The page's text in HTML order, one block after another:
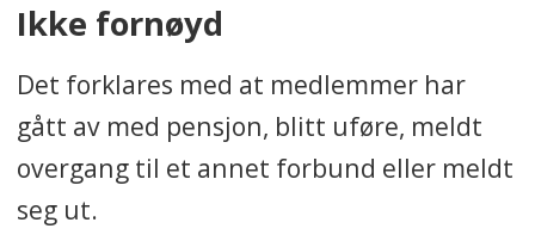
Ikke fornøyd
Det forklares med at medlemmer har
gått av med pensjon, blitt uføre, meldt
overgang til et annet forbund eller meldt
seg ut.